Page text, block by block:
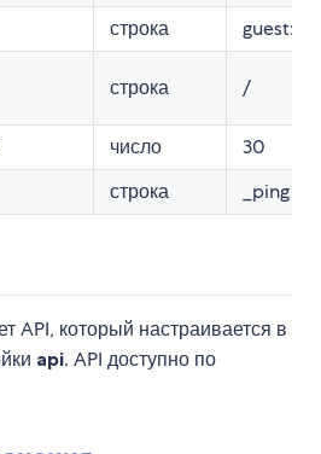
строка
строка /
число
30
строка _ping
API, который настраивается в
api. API доступно по